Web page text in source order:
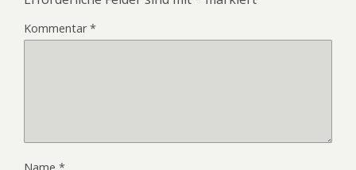
Kommentar*